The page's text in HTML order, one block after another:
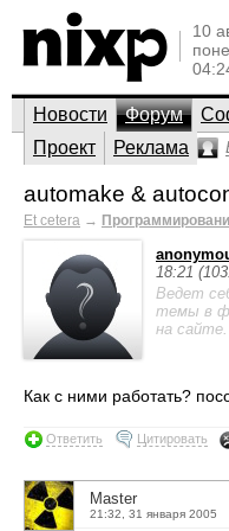
10
Новости Форум
Проект
Реклама
automake &
Et cetera →
18:21
Ведет
темы в
на сайте.
Как с ними работать?
Ответить Цитировать
Master
21:32, 31 января 2005